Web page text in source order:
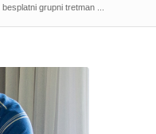
grupni tretman ...